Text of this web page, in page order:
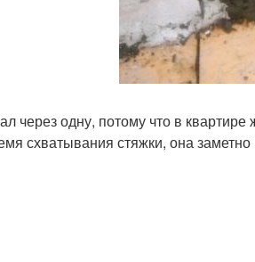
через одну, потому что в
схватывания стяжки, она заметно